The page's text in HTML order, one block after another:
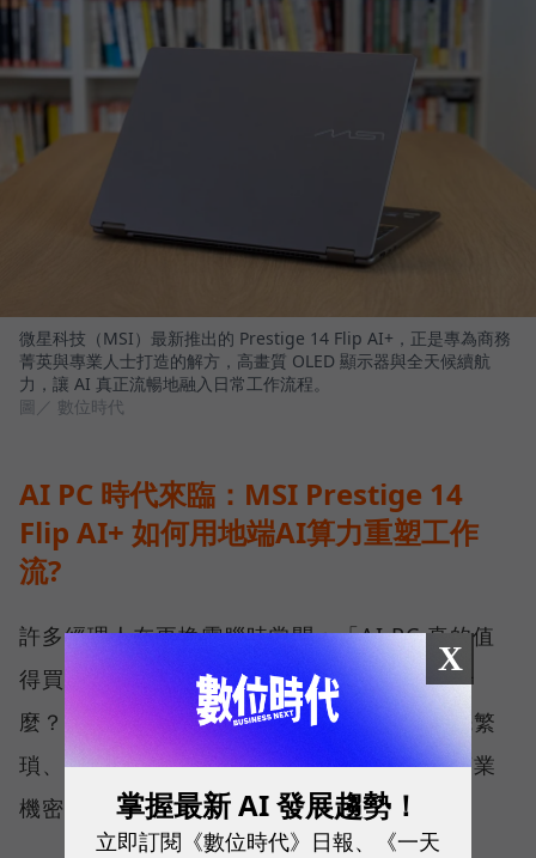
微星科技（MSI）最新推出的 Prestige 14 Flip AI+，正是專為商務
菁英與專業人士打造的解方，高畫質 OLED 顯示器與全天候續航
力，讓 AI 真正流暢地融入日常工作流程。
圖／ 數位時代
AI PC 時代來臨：MSI Prestige 14
Flip AI+ 如何用地端AI算力重塑工作
流?
許多經理人在更換電腦時常問：「AI PC 真的值
得買嗎？」、「Copilot+ PC 到底能幫我做什
麼？」答案不僅是運算跑得更快，而是將原先繁
瑣、耗時的行政庶務變得更高效，並能確保商業
機密不外洩。
X
掌握最新 AI 發展趨勢！
立即訂閱《數位時代》日報、《一天